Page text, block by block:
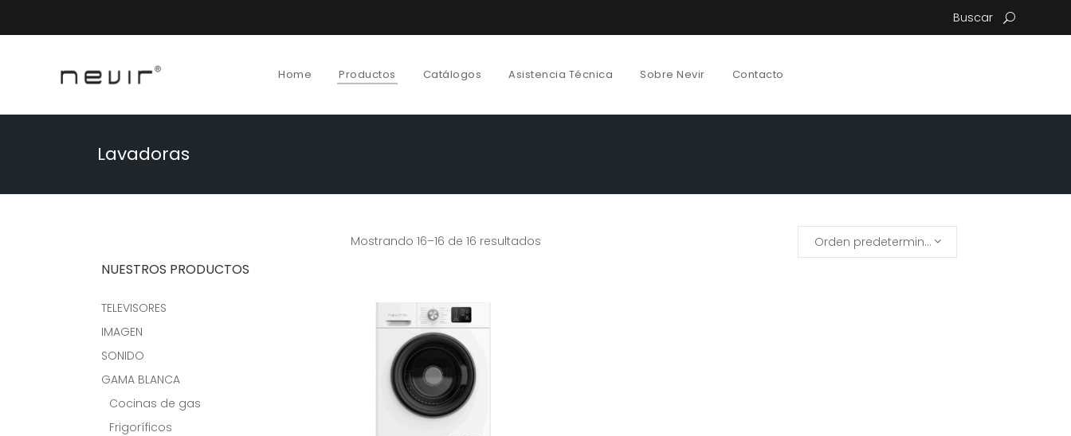
Buscar
Home Productos Catálogos Asistencia Técnica Sobre Nevir Contacto
Lavadoras
NUESTROS PRODUCTOS
TELEVISORES
IMAGEN
SONIDO
GAMA BLANCA
Cocinas de gas
Frigoríficos
Mostrando 16–16 de 16 resultados Orden predeterminado